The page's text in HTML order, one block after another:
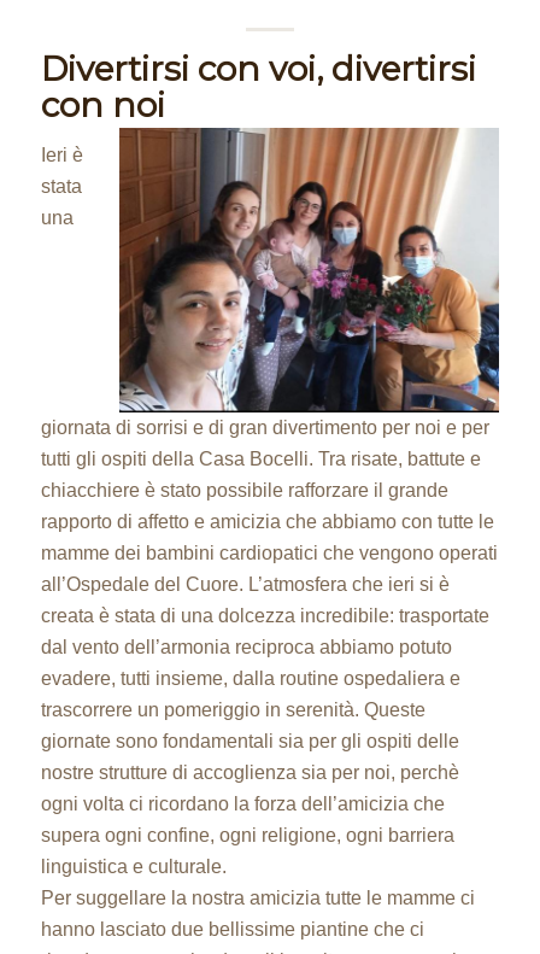
Divertirsi con voi, divertirsi
con noi
Ieri è
stata
una
giornata di sorrisi e di gran divertimento per noi e per
tutti gli ospiti della Casa Bocelli. Tra risate, battute e
chiacchiere è stato possibile rafforzare il grande
rapporto di affetto e amicizia che abbiamo con tutte le
mamme dei bambini cardiopatici che vengono operati
all’Ospedale del Cuore. L’atmosfera che ieri si è
creata è stata di una dolcezza incredibile: trasportate
dal vento dell’armonia reciproca abbiamo potuto
evadere, tutti insieme, dalla routine ospedaliera e
trascorrere un pomeriggio in serenità. Queste
giornate sono fondamentali sia per gli ospiti delle
nostre strutture di accoglienza sia per noi, perchè
ogni volta ci ricordano la forza dell’amicizia che
supera ogni confine, ogni religione, ogni barriera
linguistica e culturale.
Per suggellare la nostra amicizia tutte le mamme ci
hanno lasciato due bellissime piantine che ci